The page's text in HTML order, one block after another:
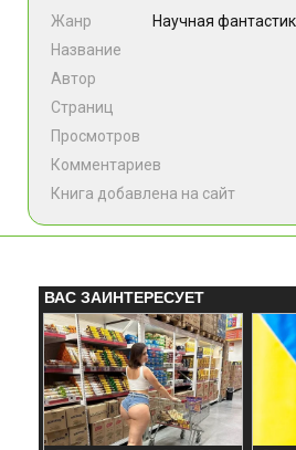
Жанр Научная
Название
Автор
Страниц
Просмотров
Комментариев
Книга добавлена на сайт